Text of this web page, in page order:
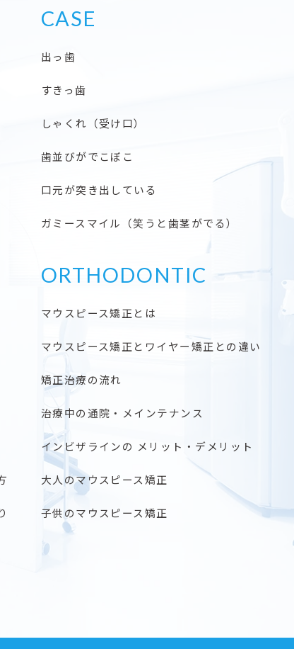
CASE
出っ歯
すきっ歯
しゃくれ（受け口）
歯並びがでこぼこ
口元が突き出している
ガミースマイル（笑うと歯茎がでる）
ORTHODONTIC
マウスピース矯正とは
マウスピース矯正とワイヤー矯正との違い
矯正治療の流れ
治療中の通院・メインテナンス
インビザラインの メリット・デメリット
大人のマウスピース矯正
子供のマウスピース矯正